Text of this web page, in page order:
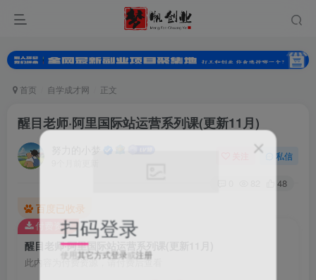
首页 自学成才网 正文
醒目老师·阿里国际站运营系列课(更新11月)
私信
48
百度已收录
醒目老师·阿里国际站运营系列课(更新11月)
此内容为付费资源，请付费后查看
付费资源扫码登录
使用其它方式登录